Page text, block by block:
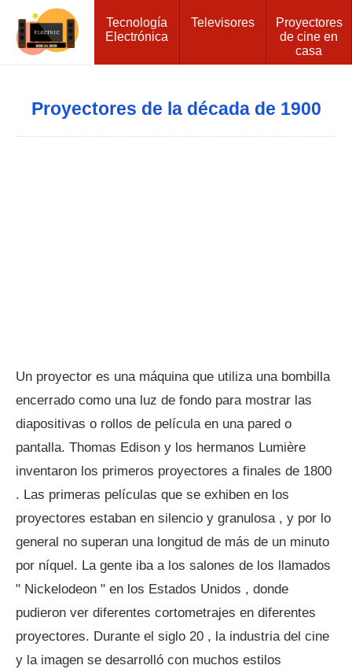
Tecnología
Electrónica
Televisores
Proyectores
de cine en
casa
Proyectores de la década de 1900
Un proyector es una máquina que utiliza una bombilla
encerrado como una luz de fondo para mostrar las
diapositivas o rollos de película en una pared o
pantalla. Thomas Edison y los hermanos Lumière
inventaron los primeros proyectores a finales de 1800
. Las primeras películas que se exhiben en los
proyectores estaban en silencio y granulosa , y por lo
general no superan una longitud de más de un minuto
por níquel. La gente iba a los salones de los llamados
" Nickelodeon " en los Estados Unidos , donde
pudieron ver diferentes cortometrajes en diferentes
proyectores. Durante el siglo 20 , la industria del cine
y la imagen se desarrolló con muchos estilos